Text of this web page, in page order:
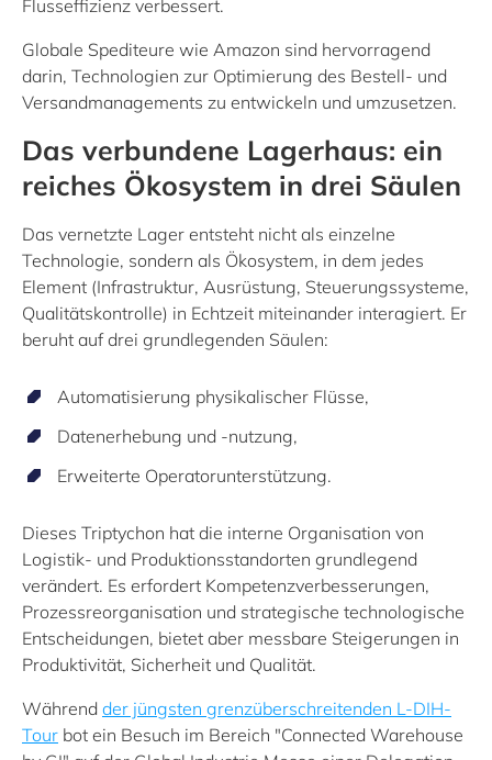
Flusseffizienz verbessert.
Globale Spediteure wie Amazon sind hervorragend
darin, Technologien zur Optimierung des Bestell- und
Versandmanagements zu entwickeln und umzusetzen.
Das verbundene Lagerhaus: ein
reiches Ökosystem in drei Säulen
Das vernetzte Lager entsteht nicht als einzelne
Technologie, sondern als Ökosystem, in dem jedes
Element (Infrastruktur, Ausrüstung, Steuerungssysteme,
Qualitätskontrolle) in Echtzeit miteinander interagiert. Er
beruht auf drei grundlegenden Säulen:
Automatisierung physikalischer Flüsse,
Datenerhebung und -nutzung,
Erweiterte Operatorunterstützung.
Dieses Triptychon hat die interne Organisation von
Logistik- und Produktionsstandorten grundlegend
verändert. Es erfordert Kompetenzverbesserungen,
Prozessreorganisation und strategische technologische
Entscheidungen, bietet aber messbare Steigerungen in
Produktivität, Sicherheit und Qualität.
Während der jüngsten grenzüberschreitenden L-DIH-
Tour bot ein Besuch im Bereich "Connected Warehouse